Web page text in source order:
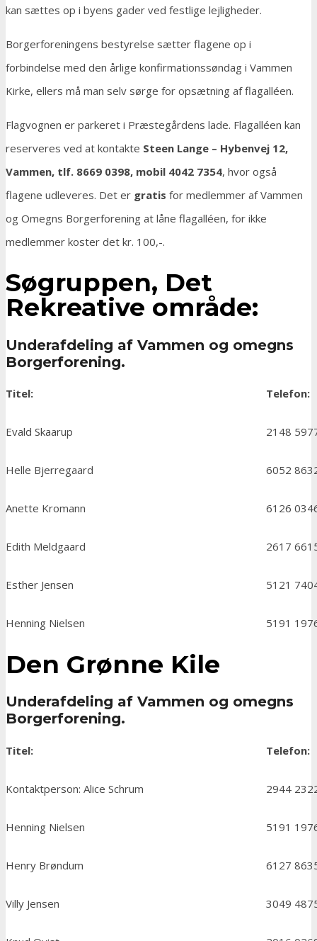
kan sættes op i byens gader ved festlige lejligheder.
Borgerforeningens bestyrelse sætter flagene op i
forbindelse med den årlige konfirmationssøndag i Vammen
Kirke, ellers må man selv sørge for opsætning af flagalléen.
Flagvognen er parkeret i Præstegårdens lade. Flagalléen kan
reserveres ved at kontakte Steen Lange – Hybenvej 12,
Vammen, tlf. 8669 0398, mobil 4042 7354, hvor også
flagene udleveres. Det er gratis for medlemmer af Vammen
og Omegns Borgerforening at låne flagalléen, for ikke
medlemmer koster det kr. 100,-.
Søgruppen, Det
Rekreative område:
Underafdeling af Vammen og omegns
Borgerforening.
Titel: Telefon:
Evald Skaarup 2148
Helle Bjerregaard 6052
Anette Kromann 6126
Edith Meldgaard 2617
Esther Jensen 5121
Henning Nielsen 5191
Den Grønne Kile
Underafdeling af Vammen og omegns
Borgerforening.
Titel: Telefon:
Kontaktperson: Alice Schrum 2944
Henning Nielsen 5191
Henry Brøndum 6127
Villy Jensen 3049